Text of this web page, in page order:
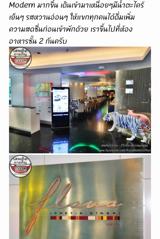
Modern มากขึ้น เดินเข้ามาเหนื่อยๆมีน้ำตะไคร้
เย็นๆ รสหวานอ่อนๆ ให้แขกทุกคนได้ดื่มเพิ่ม
ความสดชื่นก่อนเข้าพักด้วย เราขึ้นไปที่ห้อง
อาหารชั้น 2 กันครับ